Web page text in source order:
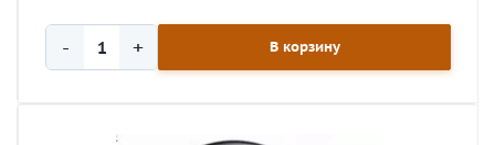
- + В корзину